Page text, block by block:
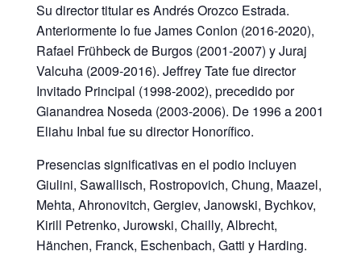
Su director titular es Andrés Orozco Estrada.
Anteriormente lo fue James Conlon (2016-2020),
Rafael Frühbeck de Burgos (2001-2007) y Juraj
Valcuha (2009-2016). Jeffrey Tate fue director
Invitado Principal (1998-2002), precedido por
Gianandrea Noseda (2003-2006). De 1996 a 2001
Eliahu Inbal fue su director Honorífico.
Presencias significativas en el podio incluyen
Giulini, Sawallisch, Rostropovich, Chung, Maazel,
Mehta, Ahronovitch, Gergiev, Janowski, Bychkov,
Kirill Petrenko, Jurowski, Chailly, Albrecht,
Hänchen, Franck, Eschenbach, Gatti y Harding.